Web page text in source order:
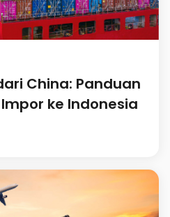
China: Panduan
ke Indonesia